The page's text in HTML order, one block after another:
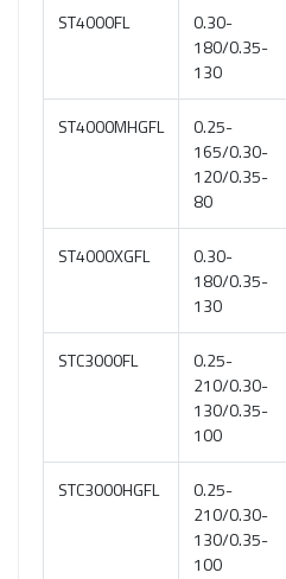
ST4000FL
0.30-
180/0.35-
130
ST4000MHGFL
0.25-
165/0.30-
120/0.35-
80
ST4000XGFL
0.30-
180/0.35-
130
STC3000FL
0.25-
210/0.30-
130/0.35-
100
STC3000HGFL
0.25-
210/0.30-
130/0.35-
100